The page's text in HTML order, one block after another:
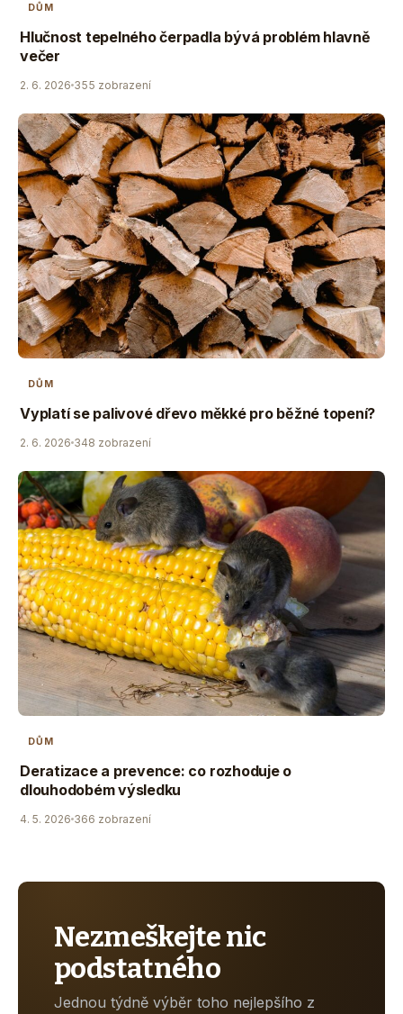
DŮM
Hlučnost tepelného čerpadla bývá problém hlavně
večer
2. 6. 2026 355 zobrazení
DŮM
Vyplatí se palivové dřevo měkké pro běžné topení?
2. 6. 2026 348 zobrazení
DŮM
Deratizace a prevence: co rozhoduje o
dlouhodobém výsledku
4. 5. 2026 366 zobrazení
Nezmeškejte nic
podstatného
Jednou týdně výběr toho nejlepšího z